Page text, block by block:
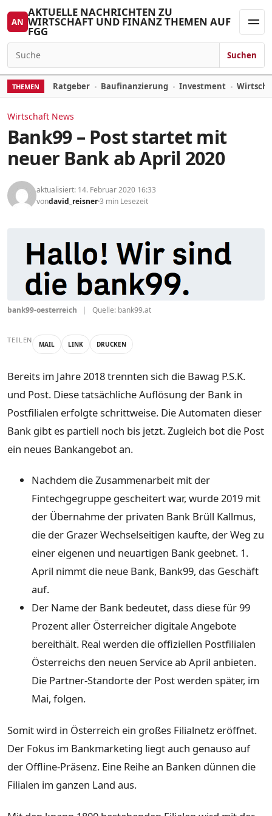
Zum Inhalt springen
AN
AKTUELLE NACHRICHTEN ZU
WIRTSCHAFT UND FINANZ THEMEN AUF
FGG
Suchen nach:
Suchen
THEMEN Ratgeber Baufinanzierung Investment
Wirtschaft News
Bank99 – Post startet mit
neuer Bank ab April 2020
aktualisiert: 14. Februar 2020 16:33
vondavid_reisner3 min Lesezeit
bank99-oesterreich | Quelle: bank99.at
TEILEN MAIL LINK DRUCKEN
Bereits im Jahre 2018 trennten sich die Bawag P.S.K.
und Post. Diese tatsächliche Auflösung der Bank in
Postfilialen erfolgte schrittweise. Die Automaten dieser
Bank gibt es partiell noch bis jetzt. Zugleich bot die Post
ein neues Bankangebot an.
Nachdem die Zusammenarbeit mit der
Fintechgegruppe gescheitert war, wurde 2019 mit
der Übernahme der privaten Bank Brüll Kallmus,
die der Grazer Wechselseitigen kaufte, der Weg zu
einer eigenen und neuartigen Bank geebnet. 1.
April nimmt die neue Bank, Bank99, das Geschäft
auf.
Der Name der Bank bedeutet, dass diese für 99
Prozent aller Österreicher digitale Angebote
bereithält. Real werden die offiziellen Postfilialen
Österreichs den neuen Service ab April anbieten.
Die Partner-Standorte der Post werden später, im
Mai, folgen.
Somit wird in Österreich ein großes Filialnetz eröffnet.
Der Fokus im Bankmarketing liegt auch genauso auf
der Offline-Präsenz. Eine Reihe an Banken dünnen die
Filialen im ganzen Land aus.